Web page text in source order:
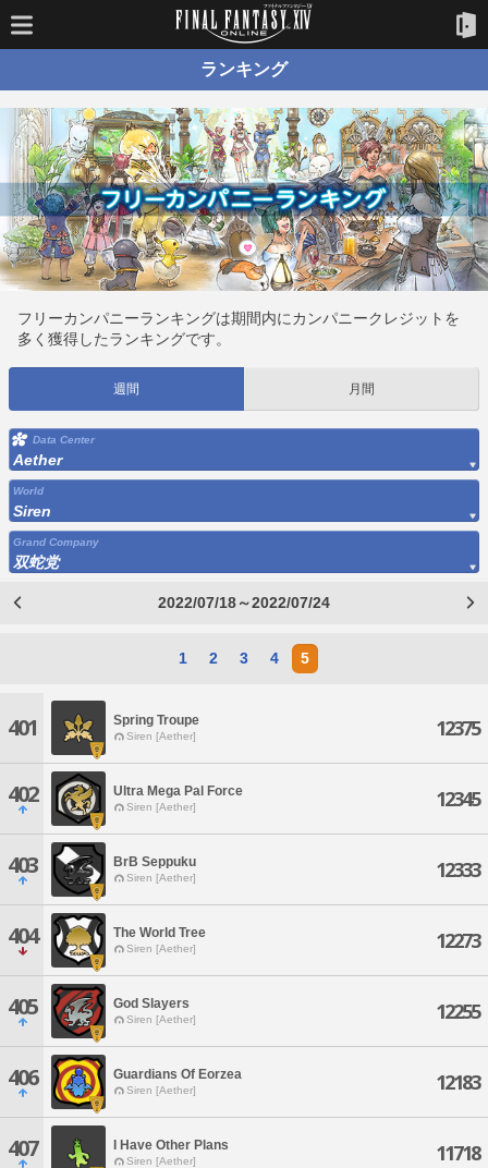
ランキング
フリーカンパニーランキングは期間内にカンパニークレジットを
多く獲得したランキングです。
週間 月間
Data Center
Aether
World
Siren
Grand Company
双蛇党
2022/07/18～2022/07/24
1 2 3 4 5
401 Spring Troupe
Siren [Aether] 12375
402 Ultra Mega Pal Force
Siren [Aether] 12345
403 BrB Seppuku
Siren [Aether] 12333
404 The World Tree
Siren [Aether] 12273
405 God Slayers
Siren [Aether] 12255
406 Guardians Of Eorzea
Siren [Aether] 12183
407 I Have Other Plans
Siren [Aether] 11718